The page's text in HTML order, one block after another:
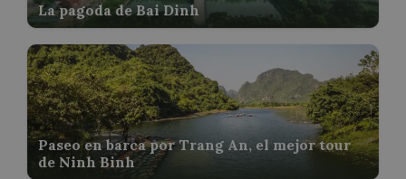
La pagoda de Bai Dinh
Paseo en barca por Trang An, el mejor tour
de Ninh Binh